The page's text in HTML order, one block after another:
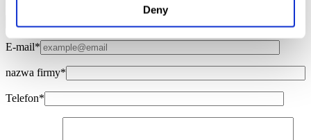
Deny
E-mail*
nazwa firmy*
Telefon*